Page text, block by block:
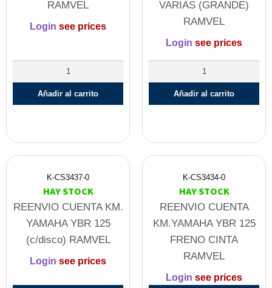
RAMVEL
Login see prices
Añadir al carrito
VARIAS (GRANDE)
RAMVEL
Login see prices
Añadir al carrito
K-CS3437-0
HAY STOCK
REENVIO CUENTA KM.
YAMAHA YBR 125
(c/disco) RAMVEL
Login see prices
K-CS3434-0
HAY STOCK
REENVIO CUENTA
KM.YAMAHA YBR 125
FRENO CINTA
RAMVEL
Login see prices